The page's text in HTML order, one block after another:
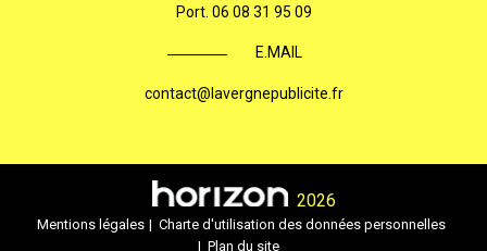
Port. 06 08 31 95 09
E.MAIL
contact@lavergnepublicite.fr
2026
Mentions légales
Charte d'utilisation des données personnelles
Plan du site